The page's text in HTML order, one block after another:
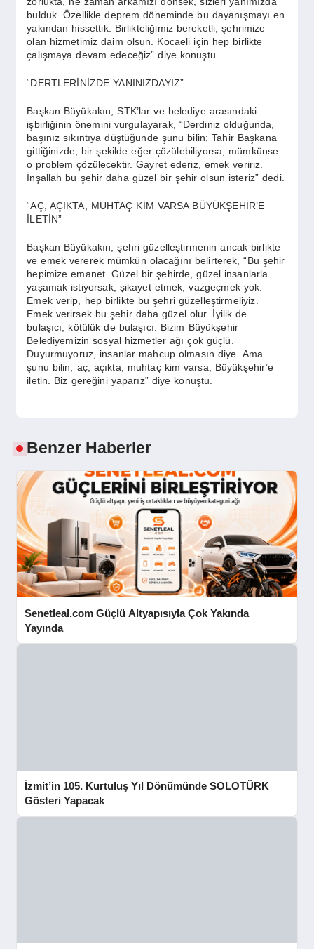
bulduk. Özellikle deprem döneminde bu dayanışmayı en
yakından hissettik. Birlikteliğimiz bereketli, şehrimize
olan hizmetimiz daim olsun. Kocaeli için hep birlikte
çalışmaya devam edeceğiz” diye konuştu.
“DERTLERİNİZDE YANINIZDAYIZ”
Başkan Büyükakın, STK’lar ve belediye arasındaki
işbirliğinin önemini vurgulayarak, “Derdiniz olduğunda,
başınız sıkıntıya düştüğünde şunu bilin; Tahir Başkana
gittiğinizde, bir şekilde eğer çözülebiliyorsa, mümkünse
o problem çözülecektir. Gayret ederiz, emek veririz.
İnşallah bu şehir daha güzel bir şehir olsun isteriz” dedi.
“AÇ, AÇIKTA, MUHTAÇ KİM VARSA BÜYÜKŞEHİR’E
İLETİN”
Başkan Büyükakın, şehri güzelleştirmenin ancak birlikte
ve emek vererek mümkün olacağını belirterek, “Bu şehir
hepimize emanet. Güzel bir şehirde, güzel insanlarla
yaşamak istiyorsak, şikayet etmek, vazgeçmek yok.
Emek verip, hep birlikte bu şehri güzelleştirmeliyiz.
Emek verirsek bu şehir daha güzel olur. İyilik de
bulaşıcı, kötülük de bulaşıcı. Bizim Büyükşehir
Belediyemizin sosyal hizmetler ağı çok güçlü.
Duyurmuyoruz, insanlar mahcup olmasın diye. Ama
şunu bilin, aç, açıkta, muhtaç kim varsa, Büyükşehir’e
iletin. Biz gereğini yaparız” diye konuştu.
Benzer Haberler
Senetleal.com Güçlü Altyapısıyla Çok Yakında
Yayında
İzmit’in 105. Kurtuluş Yıl Dönümünde SOLOTÜRK
Gösteri Yapacak